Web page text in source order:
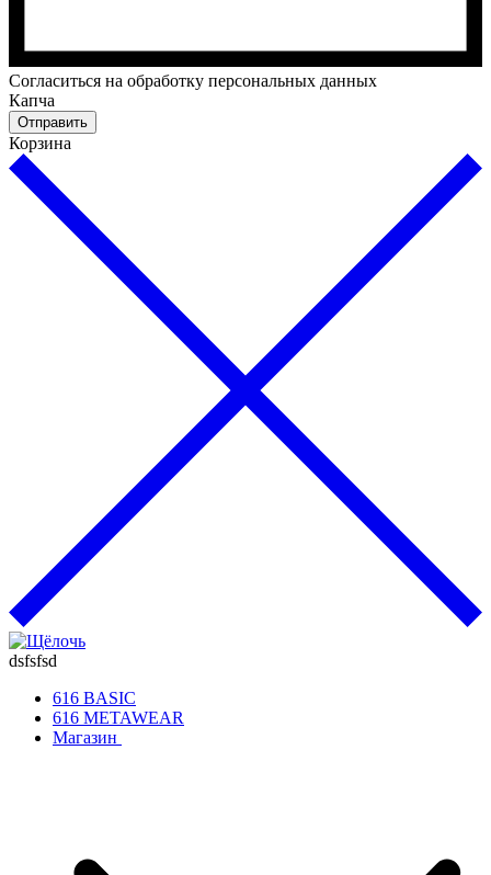
Cогласиться на обработку персональных данных
Капча
Отправить
Корзина
dsfsfsd
616 BASIC
616 METAWEAR
Магазин